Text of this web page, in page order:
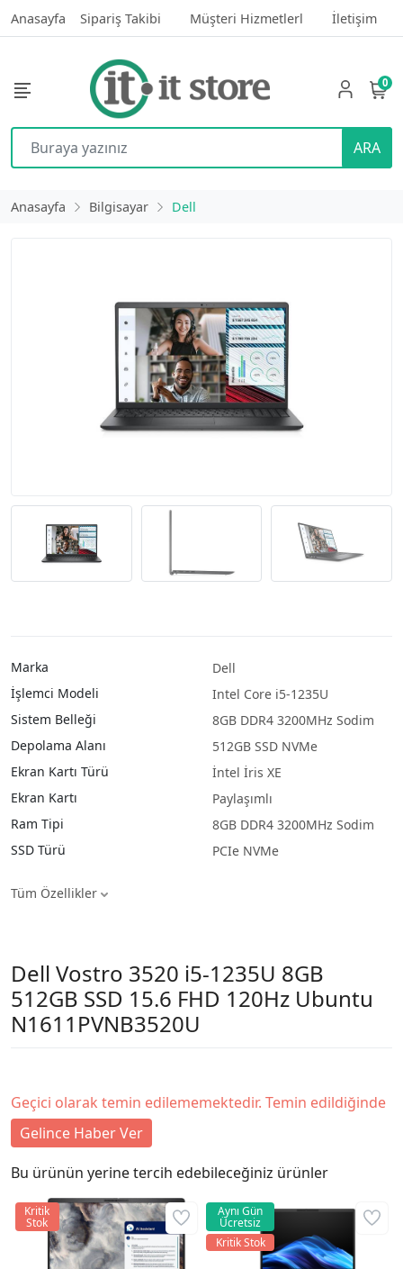
Anasayfa Sipariş Takibi Müşteri Hizmetlerl İletişim
ARA
0
Anasayfa Bilgisayar Dell
Marka
Dell
İşlemci Modeli
Intel Core i5-1235U
Sistem Belleği
8GB DDR4 3200MHz Sodim
Depolama Alanı
512GB SSD NVMe
Ekran Kartı Türü
İntel İris XE
Ekran Kartı
Paylaşımlı
Ram Tipi
8GB DDR4 3200MHz Sodim
SSD Türü
PCIe NVMe
Tüm Özellikler
Dell Vostro 3520 i5-1235U 8GB
512GB SSD 15.6 FHD 120Hz Ubuntu
N1611PVNB3520U
Geçici olarak temin edilememektedir. Temin edildiğinde
Gelince Haber Ver
Bu ürünün yerine tercih edebileceğiniz ürünler
Kritik
Stok
Aynı Gün
Ücretsiz
Kritik Stok